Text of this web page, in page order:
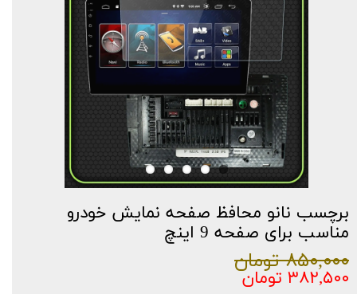
برچسب نانو محافظ صفحه نمایش خودرو
مناسب برای صفحه 9 اینچ
۸۵۰,۰۰۰ تومان
۳۸۲,۵۰۰ تومان